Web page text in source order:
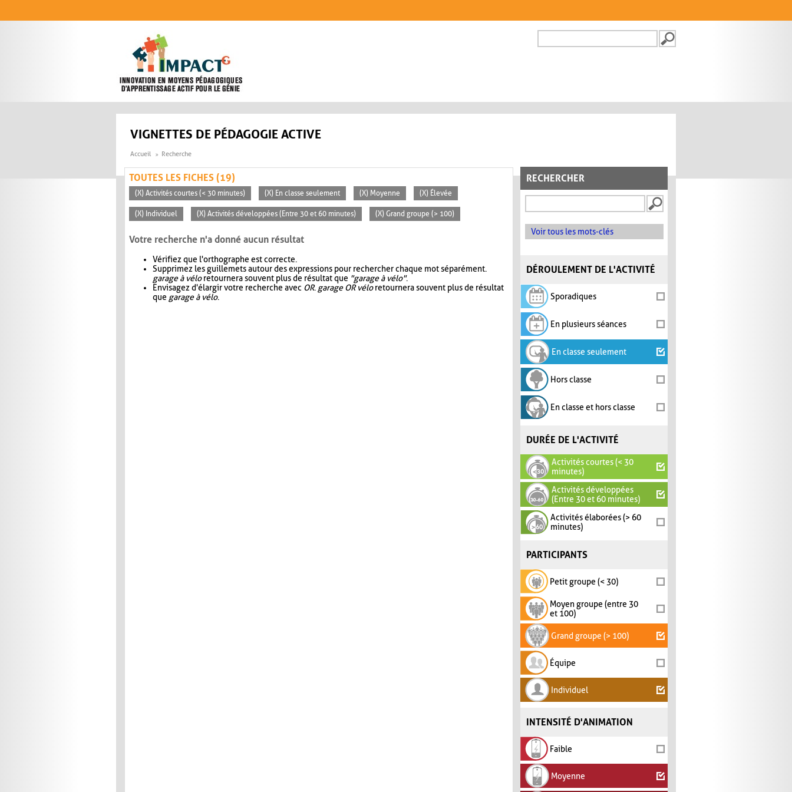
FORMULAIRE DE
VIGNETTES DE PÉDAGOGIE ACTIVE
Accueil Recherche
RECHERCHER
Voir tous les mots-clés
DÉROULEMENT DE L'ACTIVITÉ
Sporadiques
En plusieurs séances
En classe seulement
Hors classe
En classe et hors classe
DURÉE DE L'ACTIVITÉ
Activités courtes (< 30
minutes)
Activités développées
(Entre 30 et 60 minutes)
Activités élaborées (> 60
minutes)
PARTICIPANTS
Petit groupe (< 30)
Moyen groupe (entre 30
et 100)
Grand groupe (> 100)
Équipe
Individuel
INTENSITÉ D'ANIMATION
Faible
Moyenne
TOUTES LES FICHES (19)
(X) Activités courtes (< 30 minutes) (X) En classe seulement (X) Moyenne (X) Élevée
(X) Individuel (X) Activités développées (Entre 30 et 60 minutes) (X) Grand groupe (> 100)
Votre recherche n'a donné aucun résultat
Vérifiez que l'orthographe est correcte.
Supprimez les guillemets autour des expressions pour rechercher chaque mot séparément.
garage à véloretournera souvent plus de résultat que "garage à vélo".
Envisagez d'élargir votre recherche avec OR. garage OR véloretournera souvent plus de résultat
que garage à vélo.